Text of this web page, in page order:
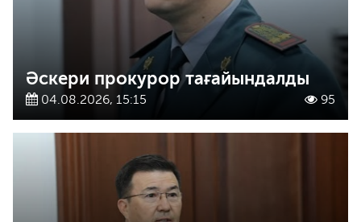
Әскери прокурор тағайындалды
04.08.2026, 15:15 95